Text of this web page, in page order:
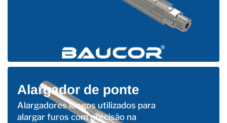
Alargador de ponte
Alargadores longos utilizados para
alargar furos com precisão na